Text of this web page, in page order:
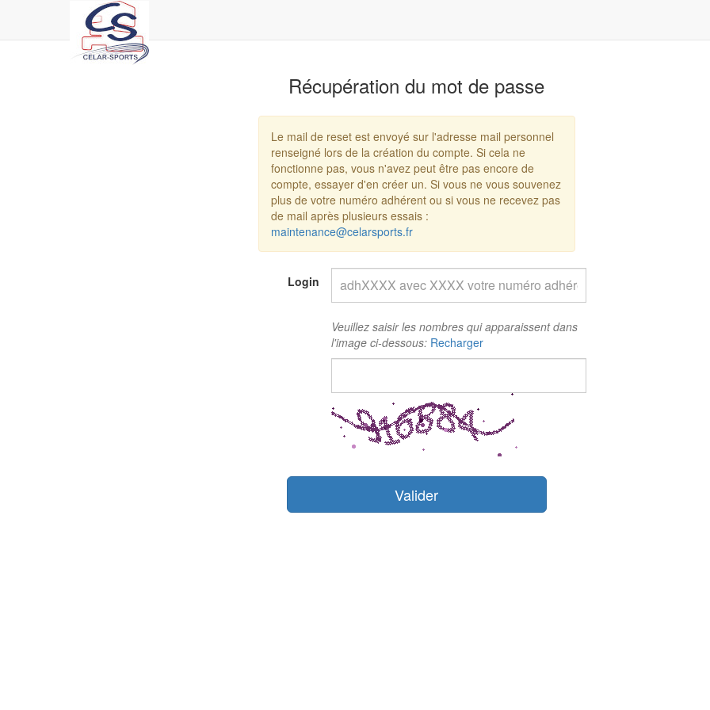
Récupération du mot de passe
Le mail de reset est envoyé sur l'adresse mail personnel
renseigné lors de la création du compte. Si cela ne
fonctionne pas, vous n'avez peut être pas encore de
compte, essayer d'en créer un. Si vous ne vous souvenez
plus de votre numéro adhérent ou si vous ne recevez pas
de mail après plusieurs essais :
maintenance@celarsports.fr
Login
Veuillez saisir les nombres qui apparaissent dans
l'image ci-dessous: Recharger
Valider